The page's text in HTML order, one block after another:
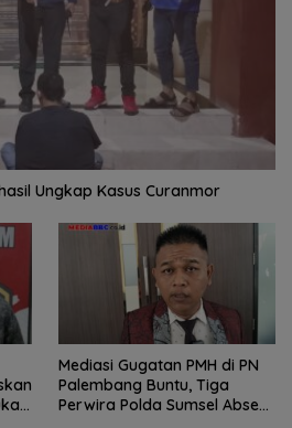
Ungkap Kasus Curanmor
Mediasi Gugatan PMH di PN
Palembang Buntu, Tiga
Perwira Polda Sumsel Absen,